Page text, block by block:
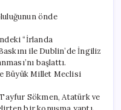
önde
“İrlanda
ile Dublin’de İngiliz
başlattı.
Büyük Millet Meclisi
Sökmen, Atatürk ve